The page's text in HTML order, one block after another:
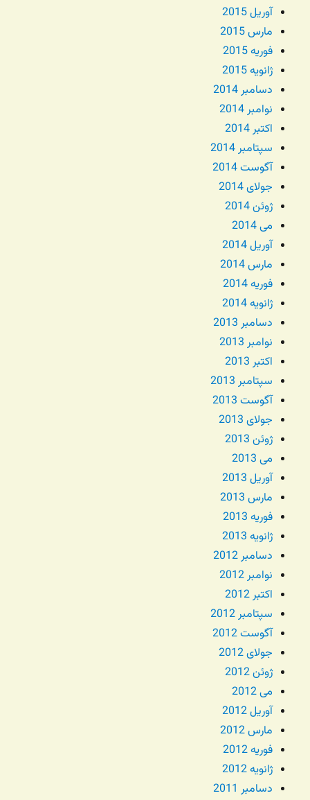
آوریل 2015
مارس 2015
فوریه 2015
ژانویه 2015
دسامبر 2014
نوامبر 2014
اکتبر 2014
سپتامبر 2014
آگوست 2014
جولای 2014
ژوئن 2014
می 2014
آوریل 2014
مارس 2014
فوریه 2014
ژانویه 2014
دسامبر 2013
نوامبر 2013
اکتبر 2013
سپتامبر 2013
آگوست 2013
جولای 2013
ژوئن 2013
می 2013
آوریل 2013
مارس 2013
فوریه 2013
ژانویه 2013
دسامبر 2012
نوامبر 2012
اکتبر 2012
سپتامبر 2012
آگوست 2012
جولای 2012
ژوئن 2012
می 2012
آوریل 2012
مارس 2012
فوریه 2012
ژانویه 2012
دسامبر 2011